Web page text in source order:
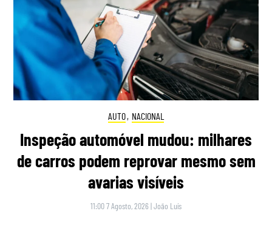
AUTO, NACIONAL
Inspeção automóvel mudou: milhares
de carros podem reprovar mesmo sem
avarias visíveis
11:00 7 Agosto, 2026 |João Luís